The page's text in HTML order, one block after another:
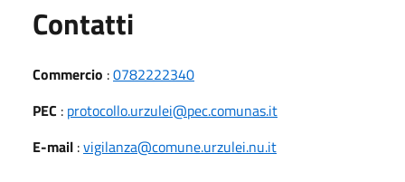
Contatti
Commercio :0782222340
PEC : protocollo.urzulei@pec.comunas.it
E-mail :vigilanza@comune.urzulei.nu.it